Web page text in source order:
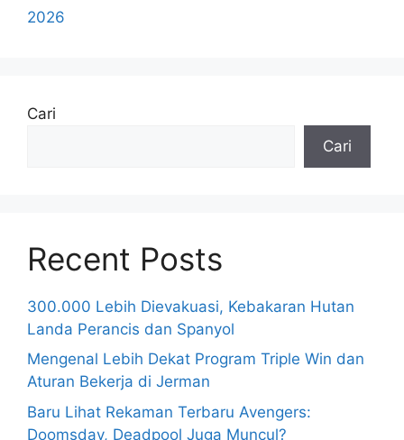
2026
Cari
Cari
Recent Posts
300.000 Lebih Dievakuasi, Kebakaran Hutan
Landa Perancis dan Spanyol
Mengenal Lebih Dekat Program Triple Win dan
Aturan Bekerja di Jerman
Baru Lihat Rekaman Terbaru Avengers:
Doomsday, Deadpool Juga Muncul?